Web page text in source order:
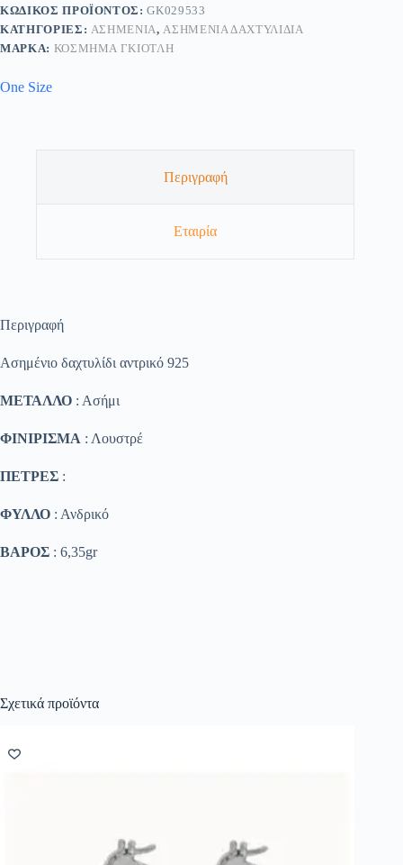
ΚΩΔΙΚΌΣ ΠΡΟΪΌΝΤΟΣ:GK029533
ΚΑΤΗΓΟΡΊΕΣ: ΑΣΗΜΈΝΙΑ, ΑΣΗΜΈΝΙΑ ΔΑΧΤΥΛΊΔΙΑ
ΜΆΡΚΑ: ΚΟΣΜΗΜΑ ΓΚΙΟΤΛΗ
One Size
Περιγραφή
Εταιρία
Περιγραφή
Ασημένιο δαχτυλίδι αντρικό 925
ΜΕΤΑΛΛΟ : Ασήμι
ΦΙΝΙΡΙΣΜΑ : Λουστρέ
ΠΕΤΡΕΣ :
ΦΥΛΛΟ : Ανδρικό
ΒΑΡΟΣ : 6,35gr
Σχετικά προϊόντα